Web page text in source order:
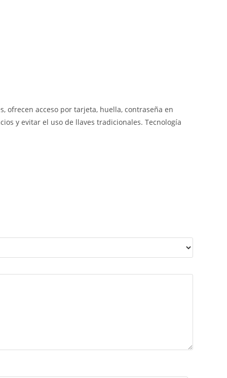
ofrecen acceso por tarjeta, huella, contraseña en
y evitar el uso de llaves tradicionales. Tecnología